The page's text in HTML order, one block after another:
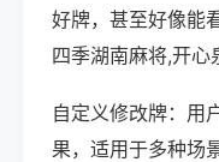
好牌，甚至好像能
四季湖南麻将,开心
自定义修改牌：用
果，适用于多种场